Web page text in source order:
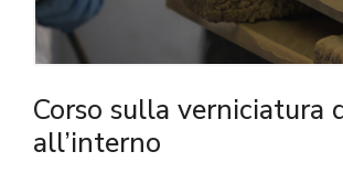
Corso sulla verniciatura
all’interno